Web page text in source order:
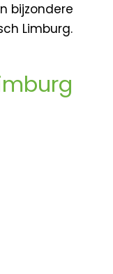
bijzondere
Limburg.